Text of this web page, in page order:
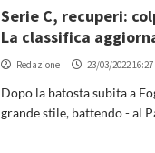
Serie C, recuperi:
La classifica
Redazione 23/03/2022 16:27
Dopo la batosta subita a
grande stile, battendo - al